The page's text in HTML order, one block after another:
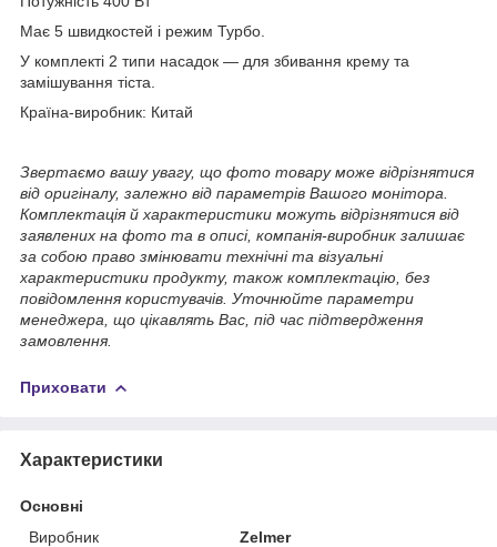
Має 5 швидкостей і режим Турбо.
У комплекті 2 типи насадок — для збивання крему та
замішування тіста.
Країна-виробник: Китай
Звертаємо вашу увагу, що фото товару може відрізнятися
від оригіналу, залежно від параметрів Вашого монітора.
Комплектація й характеристики можуть відрізнятися від
заявлених на фото та в описі, компанія-виробник залишає
за собою право змінювати технічні та візуальні
характеристики продукту, також комплектацію, без
повідомлення користувачів. Уточнюйте параметри
менеджера, що цікавлять Вас, під час підтвердження
замовлення.
Приховати
Характеристики
Основні
Виробник
Zelmer